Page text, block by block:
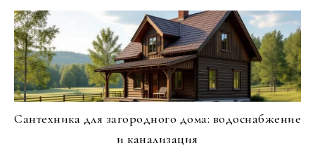
Сантехника для загородного дома: водоснабжение
и канализация